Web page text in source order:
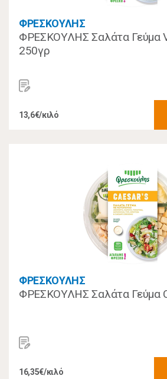
ΦΡΕΣΚΟΥΛΗΣ
ΦΡΕΣΚΟΥΛΗΣ Σαλάτα Γεύμα
250γρ
13,6€/κιλό
ΦΡΕΣΚΟΥΛΗΣ
ΦΡΕΣΚΟΥΛΗΣ Σαλάτα Γεύμα
16,35€/κιλό